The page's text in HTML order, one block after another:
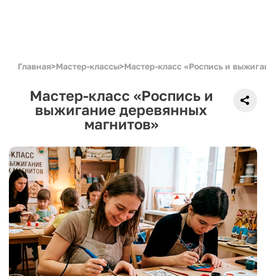
Главная>Мастер-классы>Мастер-класс «Роспись и
Мастер-класс «Роспись и
выжигание деревянных
магнитов»